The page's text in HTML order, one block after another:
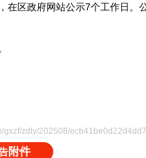
区政府网站公示7个工作日。
gxzf/zdly/202508/
附件